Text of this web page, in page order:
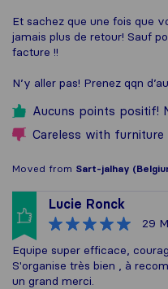
Et sachez que une fois que
jamais plus de retour! Sauf
facture !!
N’y aller pas! Prenez qqn
Aucuns points positif!
Careless with furniture
Moved from Sart-jalhay
Lucie Ronck
29
Equipe super efficace,
S'organise très bien , à
un grand merci.